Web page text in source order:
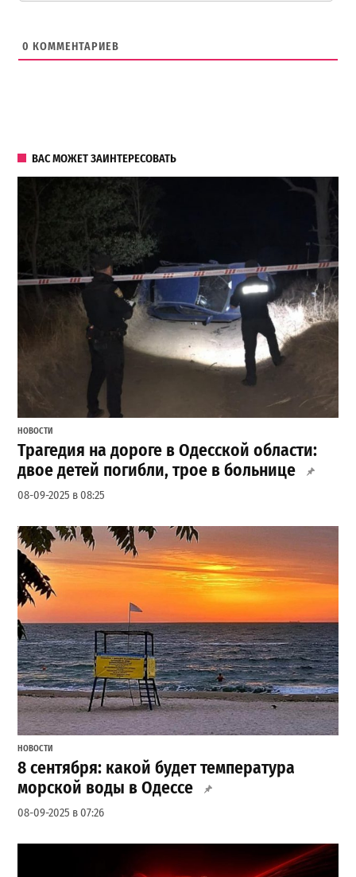
0 КОММЕНТАРИЕВ
ВАС МОЖЕТ ЗАИНТЕРЕСОВАТЬ
НОВОСТИ
Трагедия на дороге в Одесской области:
двое детей погибли, трое в больнице
08-09-2025 в 08:25
НОВОСТИ
8 сентября: какой будет температура
морской воды в Одессе
08-09-2025 в 07:26